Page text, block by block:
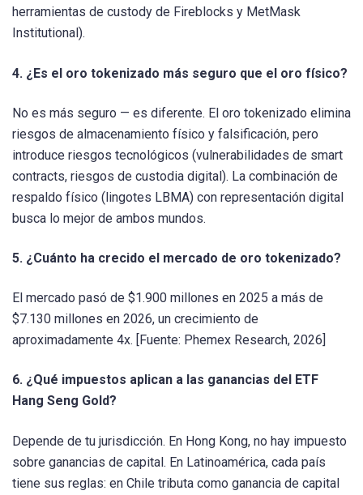
herramientas de custody de Fireblocks y MetMask
Institutional).
4. ¿Es el oro tokenizado más seguro que el oro físico?
No es más seguro — es diferente. El oro tokenizado elimina
riesgos de almacenamiento físico y falsificación, pero
introduce riesgos tecnológicos (vulnerabilidades de smart
contracts, riesgos de custodia digital). La combinación de
respaldo físico (lingotes LBMA) con representación digital
busca lo mejor de ambos mundos.
5. ¿Cuánto ha crecido el mercado de oro tokenizado?
El mercado pasó de $1.900 millones en 2025 a más de
$7.130 millones en 2026, un crecimiento de
aproximadamente 4x. [Fuente: Phemex Research, 2026]
6. ¿Qué impuestos aplican a las ganancias del ETF
Hang Seng Gold?
Depende de tu jurisdicción. En Hong Kong, no hay impuesto
sobre ganancias de capital. En Latinoamérica, cada país
tiene sus reglas: en Chile tributa como ganancia de capital